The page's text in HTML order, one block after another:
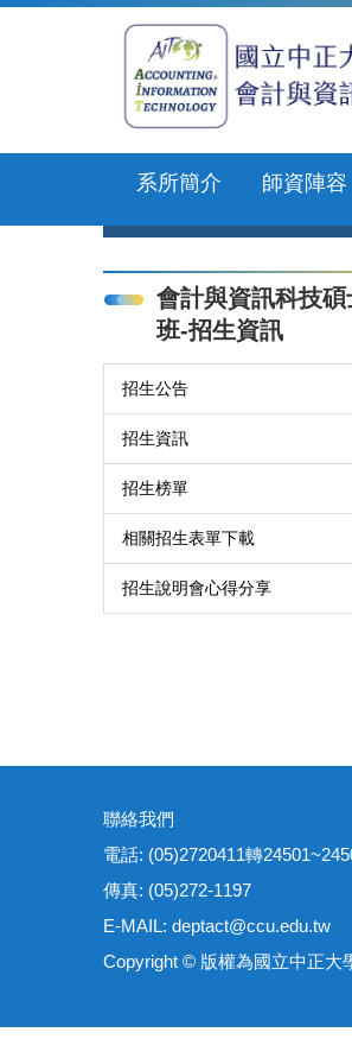
系所簡介 師資陣容
會計與資訊科技
班-招生資訊
招生公告
招生資訊
招生榜單
相關招生表單下載
招生說明會心得分享
聯絡我
電話: (05)2720411轉
傳真: (05)272-1197 創
E-MAIL:
Copyright © 版權為國